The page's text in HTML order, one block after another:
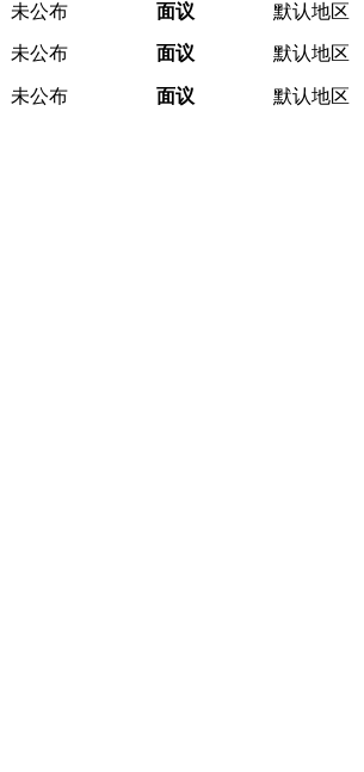
未公布 面议 默认地区
未公布 面议 默认地区
未公布 面议 默认地区